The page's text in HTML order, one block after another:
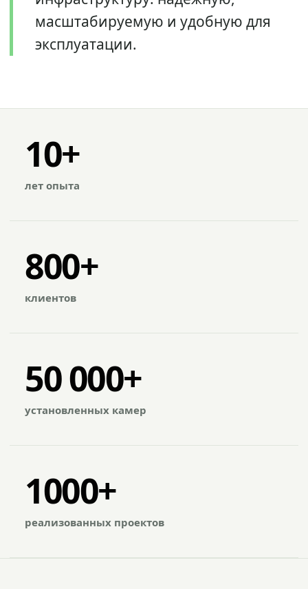
масштабируемую и удобную для
эксплуатации.
10+
лет опыта
800+
клиентов
50 000+
установленных камер
1000+
реализованных проектов